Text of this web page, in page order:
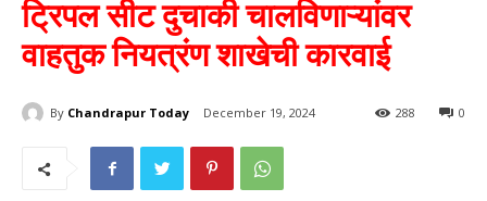
ट्रिपल सीट दुचाकी चालविणाऱ्यांवर
वाहतुक नियत्रंण शाखेची कारवाई
By Chandrapur Today December 19, 2024 0
288